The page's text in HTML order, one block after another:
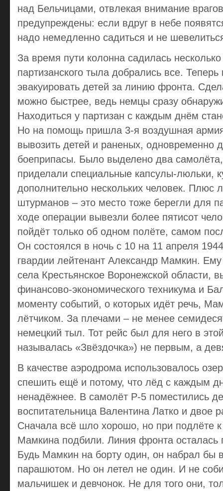
над Бельчицами, отвлекая внимание
предупреждены: если вдруг в небе
надо немедленно садиться и не
За время пути колонна садилась несколько
партизанского тыла добрались все. Теперь
эвакуировать детей за линию фронта.
можно быстрее, ведь немцы сразу
Находиться у партизан с каждым днём
Но на помощь пришла 3-я воздушная
вывозить детей и раненых, одновременно
боеприпасы. Было выделено два
приделали специальные капсулы-люльки,
дополнительно нескольких человек. Плюс
штурманов – это место тоже берегли для
ходе операции вывезли более пятисот
пойдёт только об одном полёте, самом
Он состоялся в ночь с 10 на 11 апреля
гвардии лейтенант Александр Мамкин.
села Крестьянское Воронежской области,
финансово-экономического техникума и
моменту событий, о которых идёт речь,
лётчиком. За плечами – не менее
немецкий тыл. Тот рейс был для него в
называлась «Звёздочка») не первым, а
В качестве аэродрома использовалось
спешить ещё и потому, что лёд с каждым
ненадёжнее. В самолёт Р-5 поместились
воспитательница Валентина Латко и двое
Сначала всё шло хорошо, но при подлёте
Мамкина подбили. Линия фронта
Будь Мамкин на борту один, он набрал бы
парашютом. Но он летел не один. И не
мальчишек и девчонок. Не для того они,